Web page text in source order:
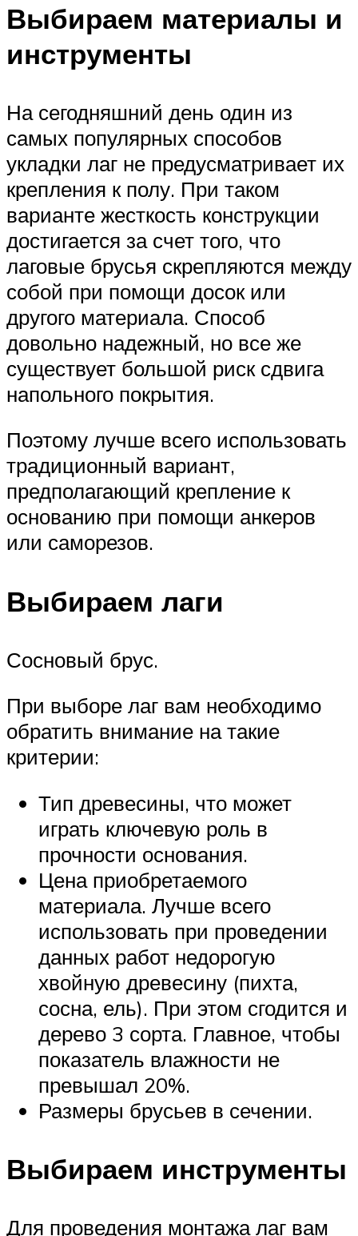
Выбираем материалы и
инструменты
На сегодняшний день один из
самых популярных способов
укладки лаг не предусматривает их
крепления к полу. При таком
варианте жесткость конструкции
достигается за счет того, что
лаговые брусья скрепляются между
собой при помощи досок или
другого материала. Способ
довольно надежный, но все же
существует большой риск сдвига
напольного покрытия.
Поэтому лучше всего использовать
традиционный вариант,
предполагающий крепление к
основанию при помощи анкеров
или саморезов.
Выбираем лаги
Сосновый брус.
При выборе лаг вам необходимо
обратить внимание на такие
критерии:
Тип древесины, что может
играть ключевую роль в
прочности основания.
Цена приобретаемого
материала. Лучше всего
использовать при проведении
данных работ недорогую
хвойную древесину (пихта,
сосна, ель). При этом сгодится и
дерево 3 сорта. Главное, чтобы
показатель влажности не
превышал 20%.
Размеры брусьев в сечении.
Выбираем инструменты
Для проведения монтажа лаг вам